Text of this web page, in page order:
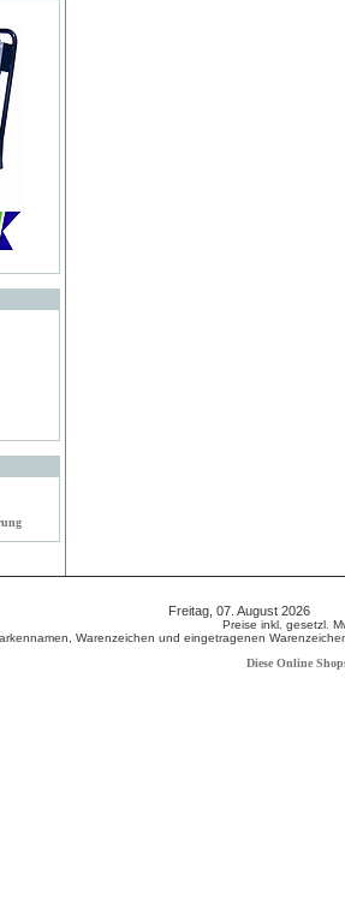
Freitag, 07. August 2026
Preise inkl. gesetzl.
Warenzeichen und eingetragenen
Diese Online